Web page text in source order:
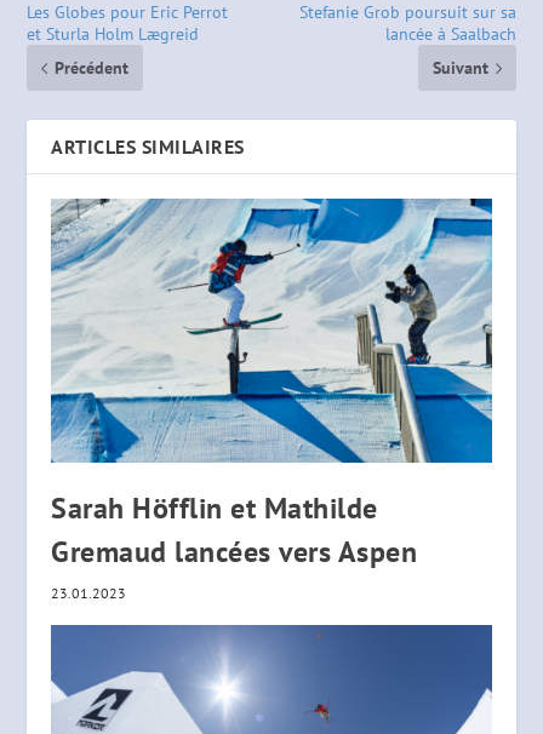
Les Globes pour Eric Perrot
et Sturla Holm Lægreid
Précédent
Stefanie Grob poursuit sur sa
lancée à Saalbach
Suivant
ARTICLES SIMILAIRES
Sarah Höfflin et Mathilde
Gremaud lancées vers Aspen
23.01.2023